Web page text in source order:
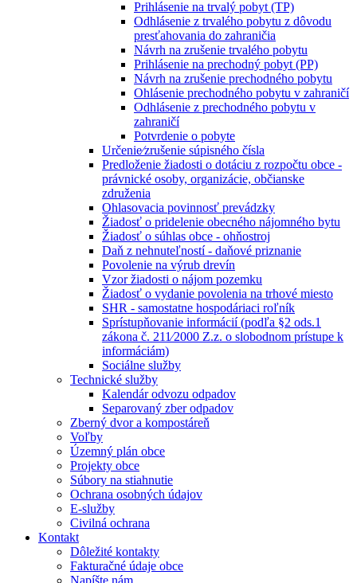
Prihlásenie na trvalý pobyt (TP)
Odhlásenie z trvalého pobytu z dôvodu
presťahovania do zahraničia
Návrh na zrušenie trvalého pobytu
Prihlásenie na prechodný pobyt (PP)
Návrh na zrušenie prechodného pobytu
Ohlásenie prechodného pobytu v zahraničí
Odhlásenie z prechodného pobytu v
zahraničí
Potvrdenie o pobyte
Určenie⁄zrušenie súpisného čísla
Predloženie žiadosti o dotáciu z rozpočtu obce -
právnické osoby, organizácie, občianske
združenia
Ohlasovacia povinnosť prevádzky
Žiadosť o pridelenie obecného nájomného bytu
Žiadosť o súhlas obce - ohňostroj
Daň z nehnuteľností - daňové priznanie
Povolenie na výrub drevín
Vzor žiadosti o nájom pozemku
Žiadosť o vydanie povolenia na trhové miesto
SHR - samostatne hospodáriaci roľník
Sprístupňovanie informácií (podľa §2 ods.1
zákona č. 211⁄2000 Z.z. o slobodnom prístupe k
informáciám)
Sociálne služby
Technické služby
Kalendár odvozu odpadov
Separovaný zber odpadov
Zberný dvor a kompostáreň
Voľby
Územný plán obce
Projekty obce
Súbory na stiahnutie
Ochrana osobných údajov
E-služby
Civilná ochrana
Kontakt
Dôležité kontakty
Fakturačné údaje obce
Napíšte nám